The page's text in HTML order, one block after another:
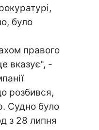
було
правого
вказує", -
розбився,
Судно було
з 28 липня